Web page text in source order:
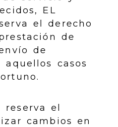
EL
el derecho
de
de
casos
reserva el
cambios en